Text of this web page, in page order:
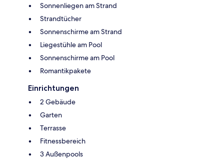
Sonnenliegen am Strand
Strandtücher
Sonnenschirme am Strand
Liegestühle am Pool
Sonnenschirme am Pool
Romantikpakete
Einrichtungen
2 Gebäude
Garten
Terrasse
Fitnessbereich
3 Außenpools